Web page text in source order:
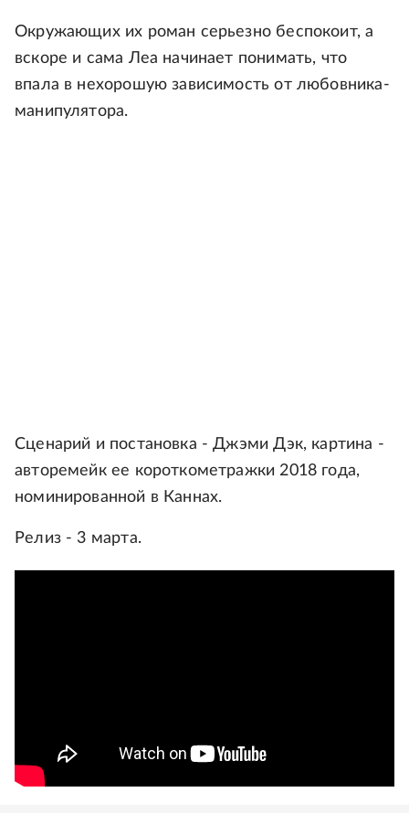
Окружающих их роман серьезно беспокоит, а
вскоре и сама Леа начинает понимать, что
впала в нехорошую зависимость от любовника-
манипулятора.
Сценарий и постановка - Джэми Дэк, картина -
авторемейк ее короткометражки 2018 года,
номинированной в Каннах.
Релиз - 3 марта.